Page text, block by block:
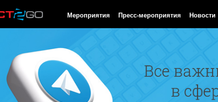
Мероприятия Пресс-мероприятия Новости